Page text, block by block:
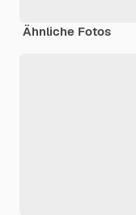
Ähnliche Fotos